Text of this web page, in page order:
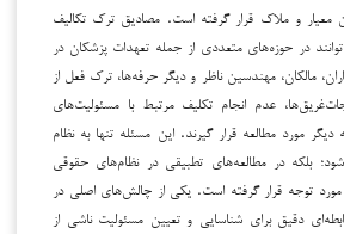
معیار و ملاک قرار گرفته است. مصادیق ترک تکالیف
در حوزه‌های متعددی از جمله تعهدات پزشکان در
مالکان، مهندسین ناظر و دیگر حرفه‌ها، ترک فعل از
عدم انجام تکلیف مرتبط با مسئولیت‌های
مورد مطالعه قرار گیرند. این مسئله تنها به نظام
بلکه در مطالعه‌های تطبیقی در نظام‌های حقوقی
توجه قرار گرفته است. یکی از چالش‌های اصلی در
دقیق برای شناسایی و تعیین مسئولیت ناشی از